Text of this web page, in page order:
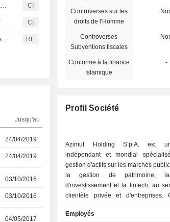
Stefano Chao nommé directeur Asie et CEO d'Azimut Singapore à compter d'août 2025 CI
CI
MOUVES - CDP Equity recrute Fabrizio Armone, ancien directeur des relations avec les investisseurs d'Anima RE
Jusqu'au
24/04/2019
24/04/2019 -
03/10/2016 25/01/2019
03/10/2016 25/01/2019
04/05/2017
Controverses sur les
droits de l'Homme
Controverses
Subventions fiscales
Conforme à la finance
Islamique
-
Profil Société
Azimut Holding S.p.A. est
indépendant et mondial
gestion d'actifs sur les marchés
la gestion de patrimoine,
d'investissement et la fintech, au
clientèle privée et d'entreprises. Coté à la
premier plan en Italie et opère
Employés